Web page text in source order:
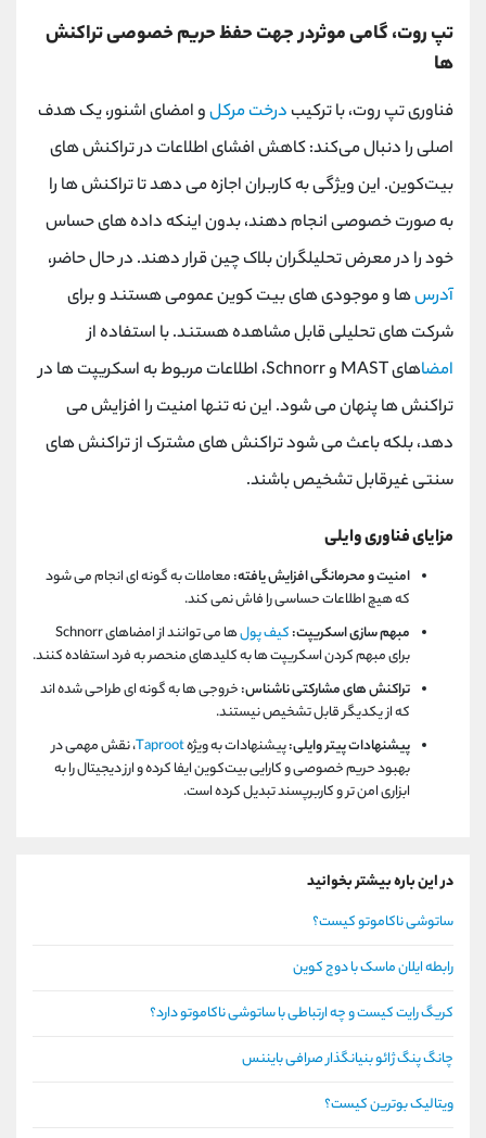
تپ روت، گامی موثردر جهت حفظ حریم خصوصی تراکنش
ها
فناوری تپ روت، با ترکیب درخت مرکلو امضای اشنور، یک هدف
اصلی را دنبال می‌کند: کاهش افشای اطلاعات در تراکنش ‌های
بیت‌کوین. این ویژگی به کاربران اجازه می دهد تا تراکنش ها را
به صورت خصوصی انجام دهند، بدون اینکه داده های حساس
خود را در معرض تحلیلگران بلاک چین قرار دهند. در حال حاضر،
آدرس‌ها و موجودی ‌های بیت‌ کوین عمومی هستند و برای
شرکت ‌های تحلیلی قابل مشاهده هستند. با استفاده از
امضا
های MAST و Schnorr، اطلاعات مربوط به اسکریپت ها در
تراکنش ها پنهان می شود. این نه تنها امنیت را افزایش می
دهد، بلکه باعث می شود تراکنش های مشترک از تراکنش های
سنتی غیرقابل تشخیص باشند.
مزایای فناوری وایلی
امنیت و محرمانگی افزایش یافته:معاملات به گونه ای انجام می شود
که هیچ اطلاعات حساسی را فاش نمی کند.
مبهم سازی اسکریپت:کیف پول
ها می توانند از امضاهای Schnorr
برای مبهم کردن اسکریپت ها به کلیدهای منحصر به فرد استفاده کنند.
تراکنش های مشارکتی ناشناس:خروجی ها به گونه ای طراحی شده اند
که از یکدیگر قابل تشخیص نیستند.
پیشنهادات پیتر وایلی:پیشنهاداتبه ‌ویژهTaproot، نقش مهمی در
بهبود حریم خصوصی و کارایی بیت‌کوین ایفا کرده و ارز دیجیتال را به
ابزاری امن ‌تر و کاربرپسند تبدیل کرده است.
در این باره بیشتر بخوانید
ساتوشی ناکاموتو کیست؟
رابطه ایلان ماسک با دوج کوین
کریگ رایت کیست و چه ارتباطی با ساتوشی ناکاموتو دارد؟
چانگ پنگ ژائو بنیانگذار صرافی بایننس
ویتالیک بوترین کیست؟